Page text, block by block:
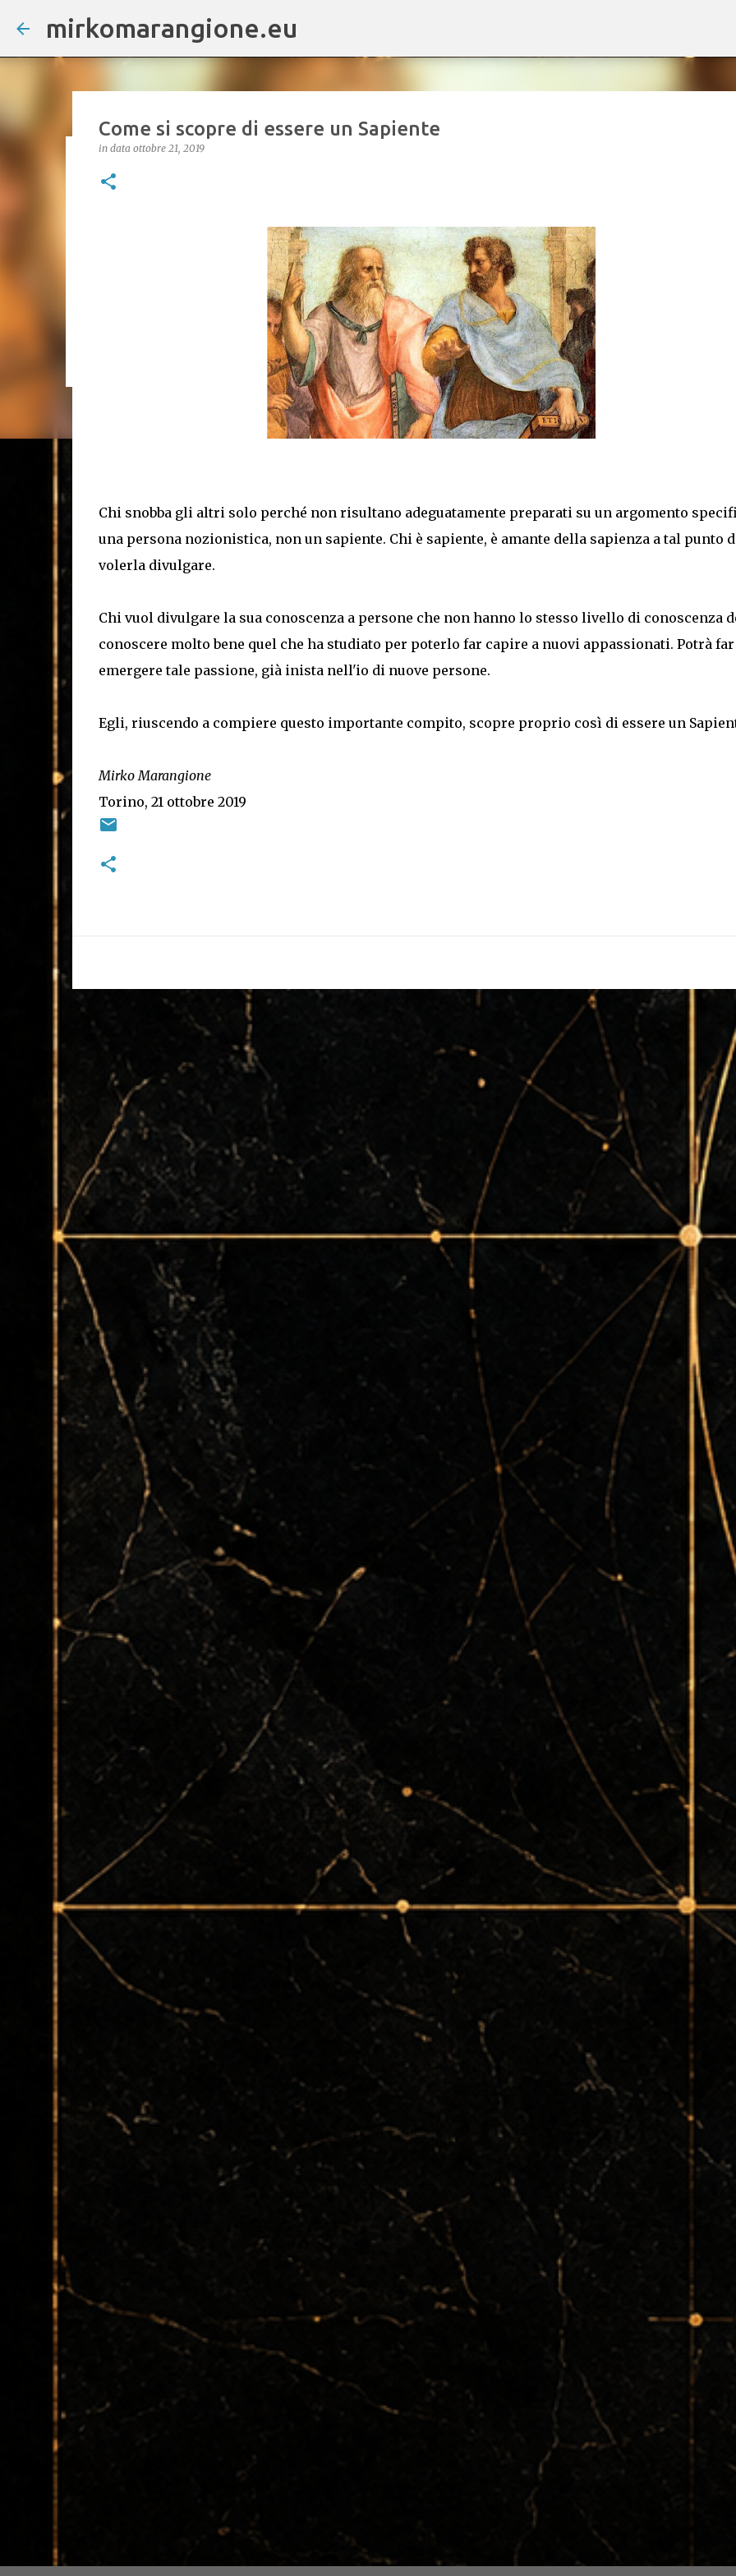
mirkomarangione.eu
Sul termine "Quatergenerazione", riscontro del magazine "Lingua
italiana" Treccani sezione Domande e risposte.
DOI di nascita del termine: Marangione, M. (2026). Theoria Structurae Matricis Quatergeneratae (Th.S.M.Q.).
Fundamenta in Philosophia Analyseos Technicae Diagrammatum Linearium et Candelarum Iaponicarum (1.0).
Zenodo. https://doi.org/10.5281/zenodo.19653616 Argomento Creare un termine nuovo, secondo regole
precise, è una responsabilità molto grande che ho vissuto in questi mesi con attenzione. La formulazione è nata
dall'esigenza di descrivere un fenomeno specifico per il quale non ho rinvenuto nel lessico italiano corrente un
vocabolo idoneo. Dal punto di vista etimologico, il termine deriva dall'unione dell'elemento latino «quater» (quattro
volte) e del sostantivo «generazione», con il significato letterale complessivo di «processo di generazione
quattro fasi o stadi generativi o quattro transizioni». Nel contesto della ricerca citata, il "Principio di
Quatergenerazione" indica il principio secondo cui un fenomeno ricorrente e trasver...
Come si scopre di essere un Sapiente
in data ottobre 21, 2019
Chi snobba gli altri solo perché non risultano adeguatamente preparati su un argomento
una persona nozionistica, non un sapiente. Chi è sapiente, è amante della sapienza a tal punto
volerla divulgare.
Chi vuol divulgare la sua conoscenza a persone che non hanno lo stesso livello di conoscenza
conoscere molto bene quel che ha studiato per poterlo far capire a nuovi appassionati. Potrà far
emergere tale passione, già inista nell'io di nuove persone.
Egli, riuscendo a compiere questo importante compito, scopre proprio così di essere un
Mirko Marangione
Torino, 21 ottobre 2019